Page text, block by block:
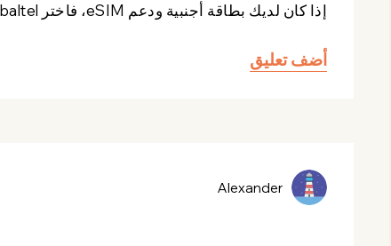
إذا كان لديك بطاقة أجنبية ودعم eSIM، فاختر globaltel - إنها رخيصة وتعمل بشكل رائع
أضف تعليق
Alexander